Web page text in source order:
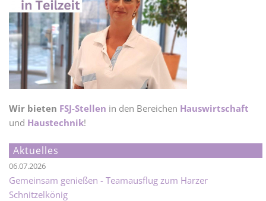
Wir bieten FSJ-Stellen in den Bereichen Hauswirtschaft
und Haustechnik!
Aktuelles
06.07.2026
Gemeinsam genießen - Teamausflug zum Harzer
Schnitzelkönig